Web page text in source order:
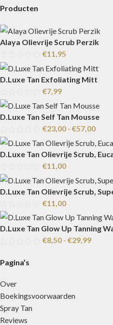
Producten
Alaya Olievrije Scrub Perzik
€11,95
D.Luxe Tan Exfoliating Mitt
€7,99
D.Luxe Tan Self Tan Mousse
€23,00 - €57,00
D.Luxe Tan Olievrije Scrub,
€11,00
D.Luxe Tan Olievrije Scrub,
€11,00
D.Luxe Tan Glow Up Tanning
€8,50 - €29,99
Pagina’s
Over
Boekingsvoorwaarden
Spray Tan
Reviews